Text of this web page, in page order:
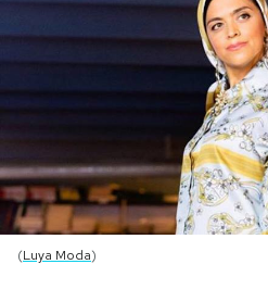
PODCAST
NEWSLETTER
I MIEI PREFERITI
(Luya Moda)